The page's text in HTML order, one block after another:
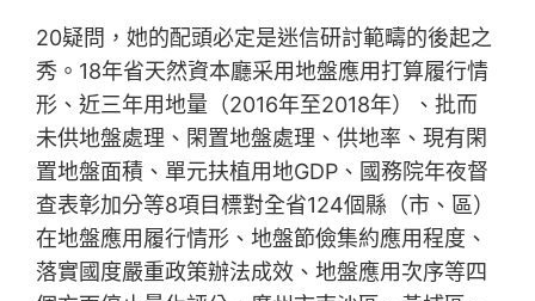
20疑問，她的配頭必定是迷信研討範疇的後起之
秀。18年省天然資本廳采用地盤應用打算履行情
形、近三年用地量（2016年至2018年）、批而
未供地盤處理、閑置地盤處理、供地率、現有閑
置地盤面積、單元扶植用地GDP、國務院年夜督
查表彰加分等8項目標對全省124個縣（市、區）
在地盤應用履行情形、地盤節儉集約應用程度、
落實國度嚴重政策辦法成效、地盤應用次序等四